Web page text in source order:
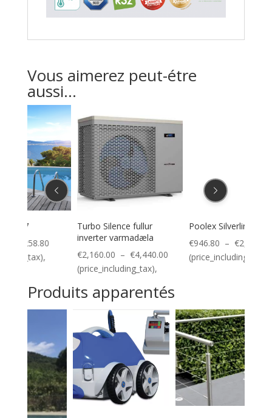
Vous aimerez peut-étre
aussi...
Turbo Silence fullur
inverter varmadæla
€2,160.00 – €4,440.00 Plage
de
€2,160.00
€4,440.00
(price_including_tax),
Poolex Silverline
€946.80 €2,619.60 Plage
de
€2,619.60
(price_including_tax),
Produits apparentés